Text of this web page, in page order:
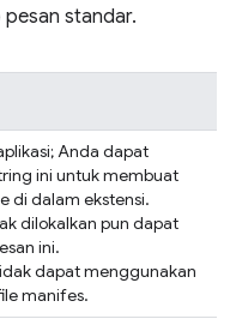
pesan standar.
Anda dapat
ini untuk membuat
di dalam ekstensi.
dilokalkan pun dapat
ini.
dapat menggunakan
manifes.